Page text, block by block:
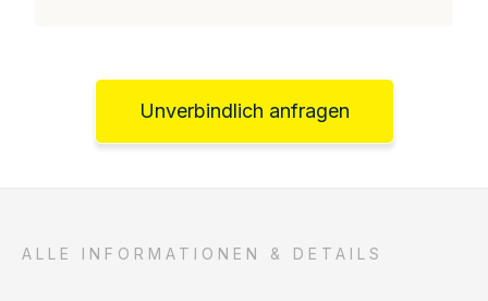
Unverbindlich anfragen
ALLE INFORMATIONEN & DETAILS